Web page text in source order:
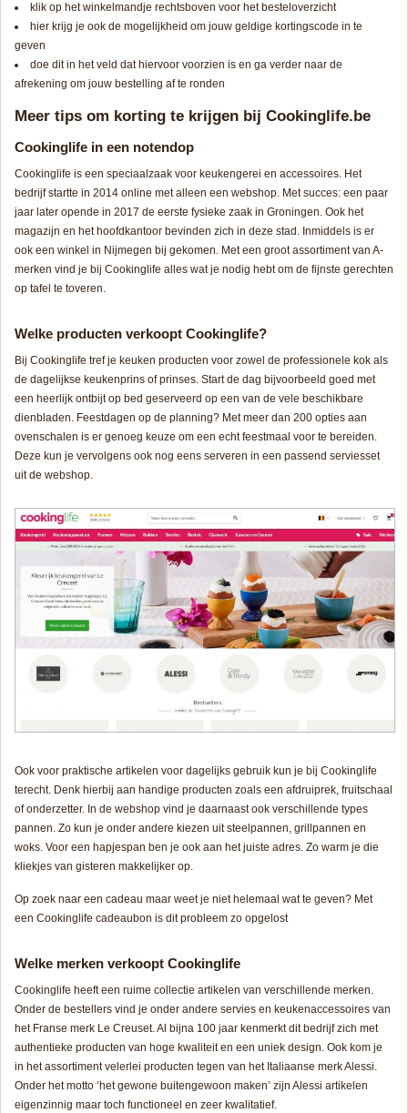
klik op het winkelmandje rechtsboven voor het besteloverzicht
hier krijg je ook de mogelijkheid om jouw geldige kortingscode in te
geven
doe dit in het veld dat hiervoor voorzien is en ga verder naar de
afrekening om jouw bestelling af te ronden
Meer tips om korting te krijgen bij Cookinglife.be
Cookinglife in een notendop
Cookinglife is een speciaalzaak voor keukengerei en accessoires. Het
bedrijf startte in 2014 online met alleen een webshop. Met succes: een paar
jaar later opende in 2017 de eerste fysieke zaak in Groningen. Ook het
magazijn en het hoofdkantoor bevinden zich in deze stad. Inmiddels is er
ook een winkel in Nijmegen bij gekomen. Met een groot assortiment van A-
merken vind je bij Cookinglife alles wat je nodig hebt om de fijnste gerechten
op tafel te toveren.
Welke producten verkoopt Cookinglife?
Bij Cookinglife tref je keuken producten voor zowel de professionele kok als
de dagelijkse keukenprins of prinses. Start de dag bijvoorbeeld goed met
een heerlijk ontbijt op bed geserveerd op een van de vele beschikbare
dienbladen. Feestdagen op de planning? Met meer dan 200 opties aan
ovenschalen is er genoeg keuze om een echt feestmaal voor te bereiden.
Deze kun je vervolgens ook nog eens serveren in een passend serviesset
uit de webshop.
Ook voor praktische artikelen voor dagelijks gebruik kun je bij Cookinglife
terecht. Denk hierbij aan handige producten zoals een afdruiprek, fruitschaal
of onderzetter. In de webshop vind je daarnaast ook verschillende types
pannen. Zo kun je onder andere kiezen uit steelpannen, grillpannen en
woks. Voor een hapjespan ben je ook aan het juiste adres. Zo warm je die
kliekjes van gisteren makkelijker op.
Op zoek naar een cadeau maar weet je niet helemaal wat te geven? Met
een Cookinglife cadeaubon is dit probleem zo opgelost
Welke merken verkoopt Cookinglife
Cookinglife heeft een ruime collectie artikelen van verschillende merken.
Onder de bestellers vind je onder andere servies en keukenaccessoires van
het Franse merk Le Creuset. Al bijna 100 jaar kenmerkt dit bedrijf zich met
authentieke producten van hoge kwaliteit en een uniek design. Ook kom je
in het assortiment velerlei producten tegen van het Italiaanse merk Alessi.
Onder het motto ‘het gewone buitengewoon maken’ zijn Alessi artikelen
eigenzinnig maar toch functioneel en zeer kwalitatief.